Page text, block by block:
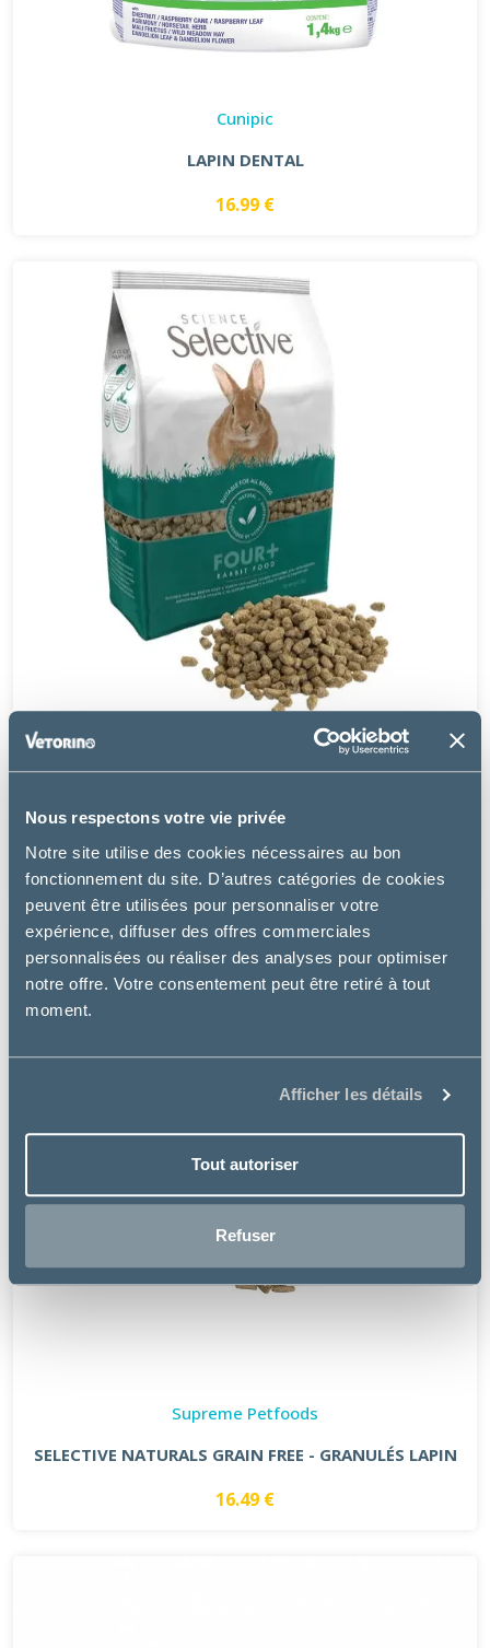
Nous respectons votre vie privée
Notre site utilise des cookies nécessaires au bon
fonctionnement du site. D’autres catégories de cookies
peuvent être utilisées pour personnaliser votre
expérience, diffuser des offres commerciales
personnalisées ou réaliser des analyses pour optimiser
notre offre. Votre consentement peut être retiré à tout
moment.
Afficher les détails
Tout autoriser
Refuser
Cunipic
LAPIN DENTAL
16.99 €
13.99€
Supreme Petfoods
SELECTIVE NATURALS GRAIN FREE - GRANULÉS LAPIN
16.49 €